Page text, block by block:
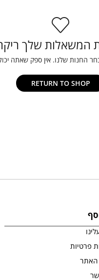
המשאלות שלך
החנות שלנו. אין ספק שאתה
RETURN TO SHOP
פרטיות
האתר